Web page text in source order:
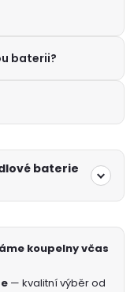
baterii?
baterie
koupelny včas
— kvalitní výběr od